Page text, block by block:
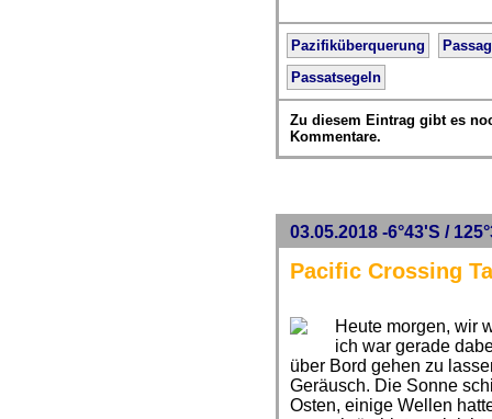
Pazifiküberquerung
Passatsegeln
Zu diesem Eintrag gibt es
Kommentare.
03.05.2018 -6°43'S /
Pacific Crossing
Heute morgen, wir
ich war gerade
über Bord gehen zu
Geräusch. Die Sonne
Osten, einige Wellen